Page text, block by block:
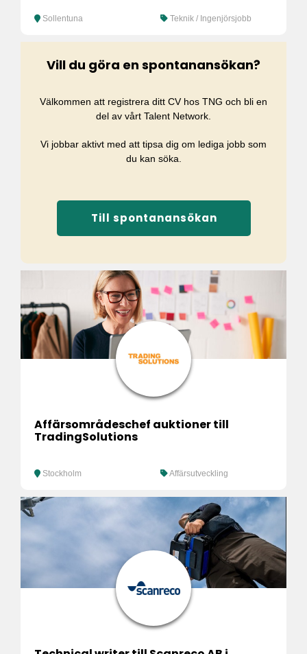
Sollentuna Teknik / Ingenjörsjobb
Vill du göra en spontanansökan?
Välkommen att registrera ditt CV hos TNG och bli en
del av vårt Talent Network.
Vi jobbar aktivt med att tipsa dig om lediga jobb som
du kan söka.
Till spontanansökan
Affärsområdeschef auktioner till
TradingSolutions
Stockholm Affärsutveckling